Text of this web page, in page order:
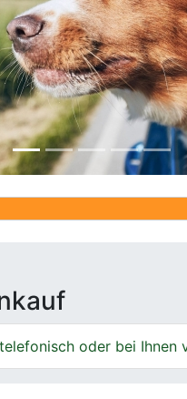
oder bei Ihnen